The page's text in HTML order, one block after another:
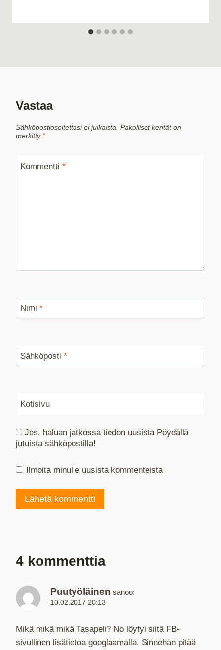
Vastaa
Sähköpostiosoitettasi ei julkaista. Pakolliset kentät on
merkitty *
Kommentti *
Nimi *
Sähköposti *
Kotisivu
Jes, haluan jatkossa tiedon uusista Pöydällä
jutuista sähköpostilla!
Ilmoita minulle uusista kommenteista
4 kommenttia
Puutyöläinen sanoo:
10.02.2017 20:13
Mikä mikä mikä Tasapeli? No löytyi siitä FB-
sivullinen lisätietoa googlaamalla. Sinnehän pitää